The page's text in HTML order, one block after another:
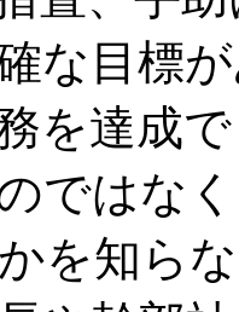
な目標
を達成
ではな
を知ら